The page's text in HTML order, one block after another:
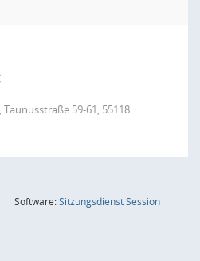
59-61, 55118
Software:SitzungsdienstSession(Wird in